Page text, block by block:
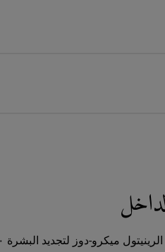
ميكرو-دوز لتجديد البشرة ٣٠ مل - الحجم الكامل